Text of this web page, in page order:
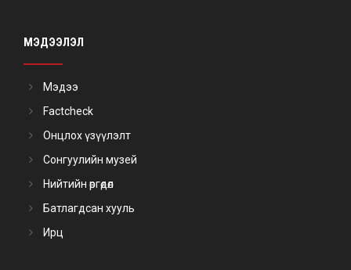
МЭДЭЭЛЭЛ
Мэдээ
Factcheck
Онцлох үзүүлэлт
Сонгуулийн музей
Нийтийн өргөдөл
Батлагдсан хууль
Ирц